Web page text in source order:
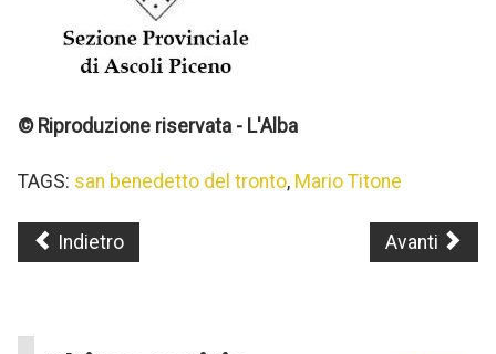
© Riproduzione riservata - L'Alba
TAGS: san benedetto del tronto, Mario Titone
Indietro Avanti